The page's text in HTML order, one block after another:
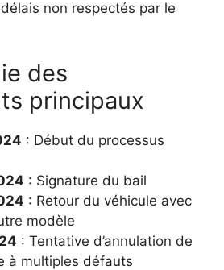
non respectés par le
des
principaux
: Début du processus
: Signature du bail
: Retour du véhicule avec
modèle
: Tentative d’annulation de
à multiples défauts